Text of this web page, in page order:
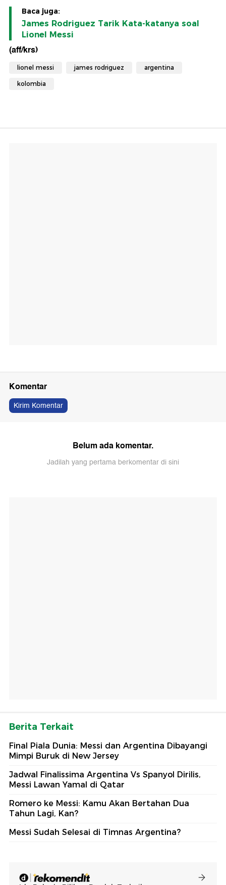
Baca juga:
James Rodriguez Tarik Kata-katanya soal
Lionel Messi
(aff/krs)
lionel messi james rodriguez argentina
kolombia
Komentar
Kirim Komentar
Belum ada komentar.
Jadilah yang pertama berkomentar di sini
Berita Terkait
Final Piala Dunia: Messi dan Argentina Dibayangi
Mimpi Buruk di New Jersey
Jadwal Finalissima Argentina Vs Spanyol Dirilis,
Messi Lawan Yamal di Qatar
Romero ke Messi: Kamu Akan Bertahan Dua
Tahun Lagi, Kan?
Messi Sudah Selesai di Timnas Argentina?